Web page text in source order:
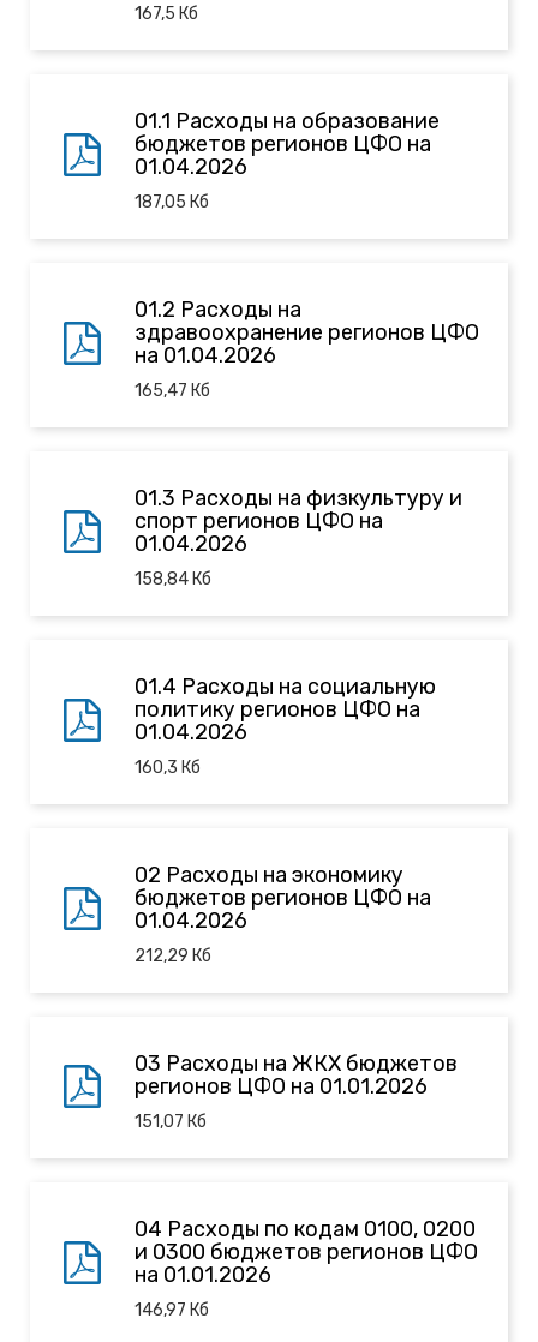
167,5 Кб
01.1 Расходы на образование
бюджетов регионов ЦФО на
01.04.2026
187,05 Кб
01.2 Расходы на
здравоохранение регионов ЦФО
на 01.04.2026
165,47 Кб
01.3 Расходы на физкультуру и
спорт регионов ЦФО на
01.04.2026
158,84 Кб
01.4 Расходы на социальную
политику регионов ЦФО на
01.04.2026
160,3 Кб
02 Расходы на экономику
бюджетов регионов ЦФО на
01.04.2026
212,29 Кб
03 Расходы на ЖКХ бюджетов
регионов ЦФО на 01.01.2026
151,07 Кб
04 Расходы по кодам 0100, 0200
и 0300 бюджетов регионов ЦФО
на 01.01.2026
146,97 Кб